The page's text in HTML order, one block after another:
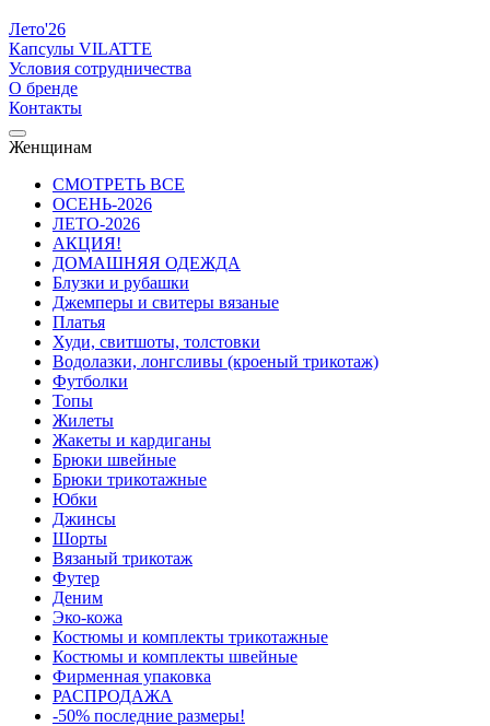
Лето'26
Капсулы VILATTE
Условия сотрудничества
О бренде
Контакты
Женщинам
СМОТРЕТЬ ВСЕ
ОСЕНЬ-2026
ЛЕТО-2026
АКЦИЯ!
ДОМАШНЯЯ ОДЕЖДА
Блузки и рубашки
Джемперы и свитеры вязаные
Платья
Худи, свитшоты, толстовки
Водолазки, лонгсливы (кроеный трикотаж)
Футболки
Топы
Жилеты
Жакеты и кардиганы
Брюки швейные
Брюки трикотажные
Юбки
Джинсы
Шорты
Вязаный трикотаж
Футер
Деним
Эко-кожа
Костюмы и комплекты трикотажные
Костюмы и комплекты швейные
Фирменная упаковка
РАСПРОДАЖА
-50% последние размеры!